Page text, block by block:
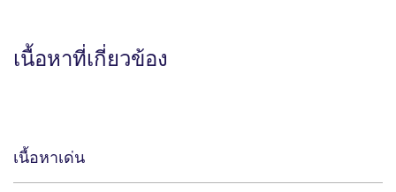
เนื้อหาที่เกี่ยวข้อง
เนื้อหาเด่น